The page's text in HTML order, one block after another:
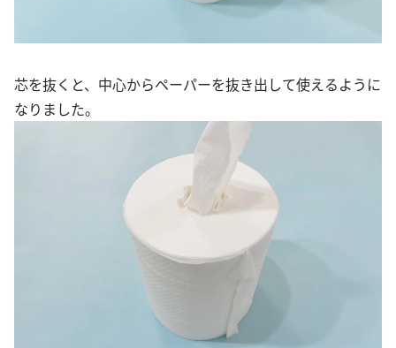
芯を抜くと、中心からペーパーを抜き出して使えるように
なりました。